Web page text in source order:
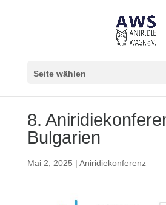
Seite wählen
8.
Bulgarien
Mai 2, 2025 | Aniridiekonferenz